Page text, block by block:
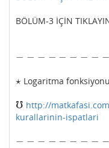
BÖLÜM-3 İÇİN
− − − − − − − − −
−− −− −− −−− −− −− −− −
⋆
⋆Logaritma
℧
℧ http://
kurallarinin-ispatlari
− − − − − − − − −
−− −− −− −−− −− −− −− −